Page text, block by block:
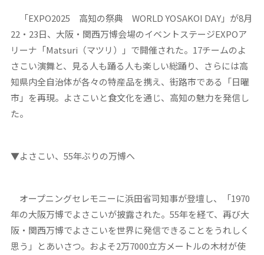
「EXPO2025 高知の祭典 WORLD YOSAKOI DAY」が8月
22・23日、大阪・関西万博会場のイベントステージEXPOア
リーナ「Matsuri（マツリ）」で開催された。17チームのよ
さこい演舞と、見る人も踊る人も楽しい総踊り、さらには高
知県内全自治体が各々の特産品を携え、街路市である「日曜
市」を再現。よさこいと食文化を通じ、高知の魅力を発信し
た。
▼よさこい、55年ぶりの万博へ
オープニングセレモニーに浜田省司知事が登壇し、「1970
年の大阪万博でよさこいが披露された。55年を経て、再び大
阪・関西万博でよさこいを世界に発信できることをうれしく
思う」とあいさつ。およそ2万7000立方メートルの木材が使